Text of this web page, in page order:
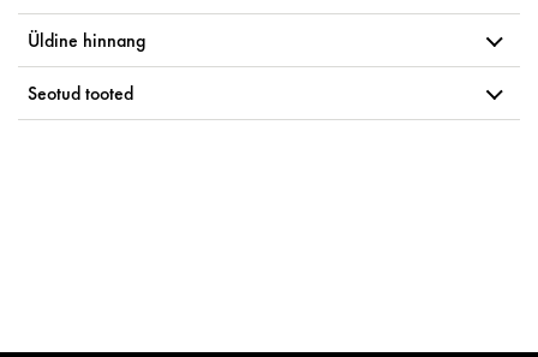
Üldine hinnang
Seotud tooted